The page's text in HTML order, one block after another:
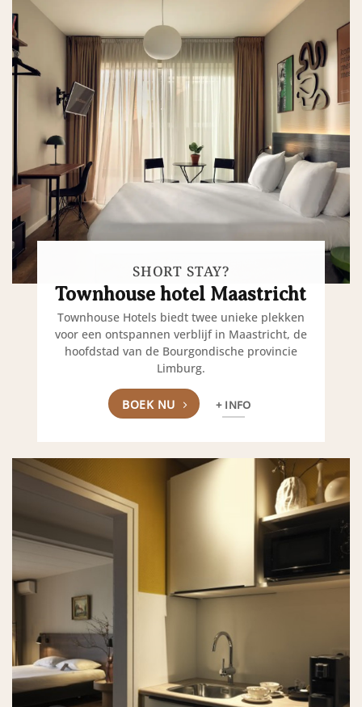
SHORT STAY?
Townhouse hotel Maastricht
Townhouse Hotels biedt twee unieke plekken
voor een ontspannen verblijf in Maastricht, de
hoofdstad van de Bourgondische provincie
Limburg.
BOEK NU + INFO